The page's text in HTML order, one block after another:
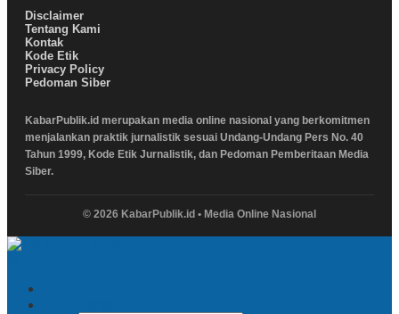
Disclaimer
Tentang Kami
Kontak
Kode Etik
Privacy Policy
Pedoman Siber
KabarPublik.id merupakan media online nasional yang berkomitmen
menjalankan praktik jurnalistik sesuai Undang-Undang Pers No. 40
Tahun 1999, Kode Etik Jurnalistik, dan Pedoman Pemberitaan Media
Siber.
© 2026 KabarPublik.id • Media Online Nasional